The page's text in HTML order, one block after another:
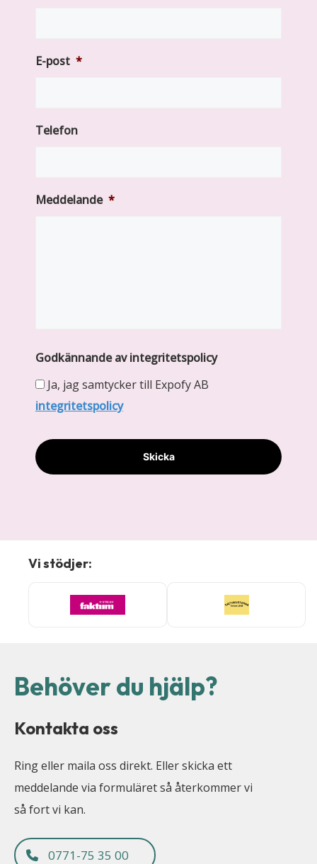
E-post *
Telefon
Meddelande *
Godkännande av integritetspolicy
Ja, jag samtycker till Expofy AB
integritetspolicy
Vi stödjer:
Behöver du hjälp?
Kontakta oss
Ring eller maila oss direkt. Eller skicka ett
meddelande via formuläret så återkommer vi
så fort vi kan.
0771-75 35 00